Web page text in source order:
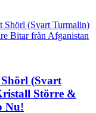
(Svart
Större &
Nu!